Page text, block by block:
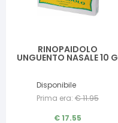
RINOPAIDOLO
UNGUENTO NASALE 10 G
Disponibile
Prima era: €11.95
€17.55